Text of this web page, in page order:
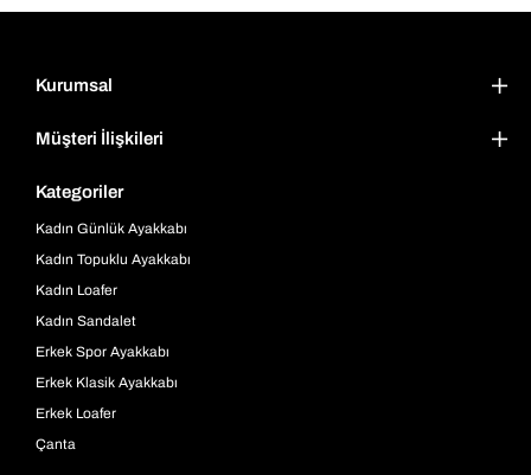
Kurumsal
Müşteri İlişkileri
Kategoriler
Kadın Günlük Ayakkabı
Kadın Topuklu Ayakkabı
Kadın Loafer
Kadın Sandalet
Erkek Spor Ayakkabı
Erkek Klasik Ayakkabı
Erkek Loafer
Çanta